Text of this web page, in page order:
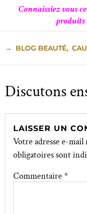
Connaissiez vous
produits
→ BLOG BEAUTÉ,
Discutons
LAISSER UN
Votre adresse e-mail
obligatoires sont
Commentaire *